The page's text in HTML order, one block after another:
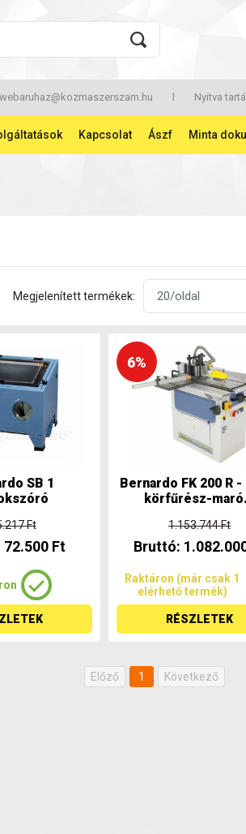
webaruhaz@kozmaszerszam.hu Nyitva
Kapcsolat Ászf Minta
Megjelenített termékek:
SB 1
Ft
Ft
6%
Bernardo FK 200 R -
körfűrész-
1.153.744 Ft
Bruttó:
Raktáron (már csak 1
elérhető termék)
RÉSZLETEK
Előző 1 Következő